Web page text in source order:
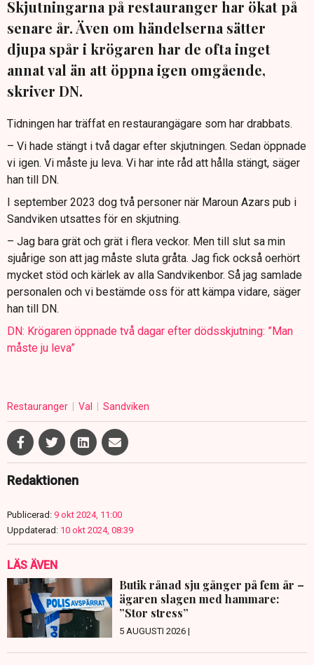
Skjutningarna på restauranger har ökat på
senare år. Även om händelserna sätter
djupa spår i krögaren har de ofta inget
annat val än att öppna igen omgående,
skriver DN.
Tidningen har träffat en restaurangägare som har drabbats.
– Vi hade stängt i två dagar efter skjutningen. Sedan öppnade
vi igen. Vi måste ju leva. Vi har inte råd att hålla stängt, säger
han till DN.
I september 2023 dog två personer när Maroun Azars pub i
Sandviken utsattes för en skjutning.
– Jag bara grät och grät i flera veckor. Men till slut sa min
sjuårige son att jag måste sluta gråta. Jag fick också oerhört
mycket stöd och kärlek av alla Sandvikenbor. Så jag samlade
personalen och vi bestämde oss för att kämpa vidare, säger
han till DN.
DN: Krögaren öppnade två dagar efter dödsskjutning: ”Man
måste ju leva”
Restauranger Val Sandviken
Redaktionen
Publicerad: 9 okt 2024, 11:00
Uppdaterad: 10 okt 2024, 08:39
LÄS ÄVEN
Butik rånad sju gånger på fem år –
ägaren slagen med hammare:
”Stor stress”
5 AUGUSTI 2026 |